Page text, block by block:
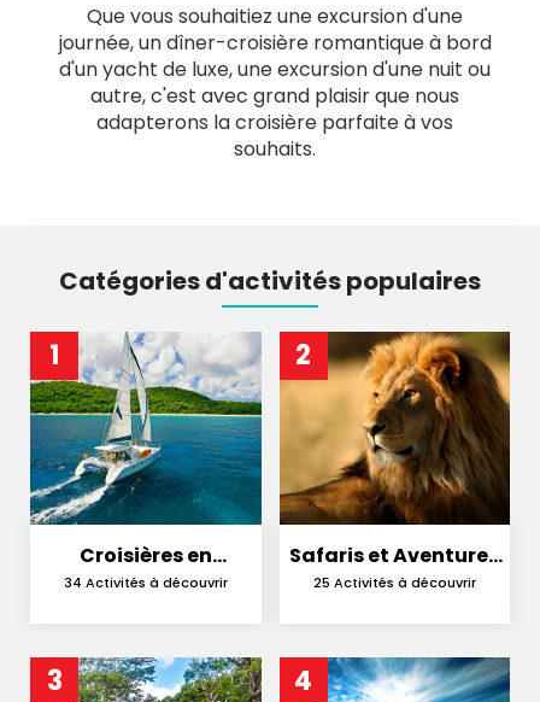
Que vous souhaitiez une excursion d'une
journée, un dîner-croisière romantique à bord
d'un yacht de luxe, une excursion d'une nuit ou
autre, c'est avec grand plaisir que nous
adapterons la croisière parfaite à vos
souhaits.
Catégories d'activités populaires
1
Croisières en
Catamaran
34 Activités à découvrir
2
Safaris et Aventures
en Nature
25 Activités à découvrir
3 4